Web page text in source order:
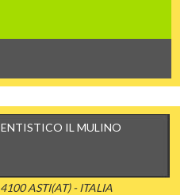
IL MULINO
ASTI(AT) - ITALIA